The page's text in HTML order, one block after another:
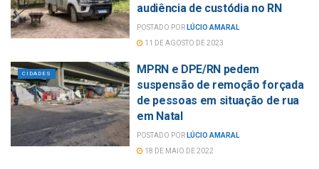
audiência de custódia no RN
POSTADO POR LÚCIO AMARAL
11 DE AGOSTO DE 2023
CIDADES
MPRN e DPE/RN pedem
suspensão de remoção forçada
de pessoas em situação de rua
em Natal
POSTADO POR LÚCIO AMARAL
18 DE MAIO DE 2022